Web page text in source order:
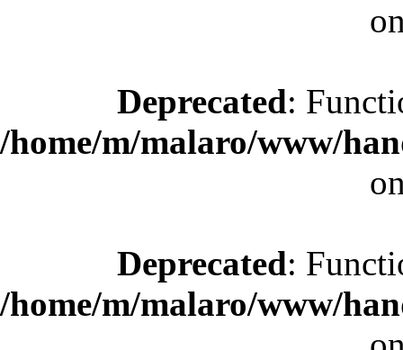
Deprecated:
/home/m/malaro/www/
Deprecated:
/home/m/malaro/www/